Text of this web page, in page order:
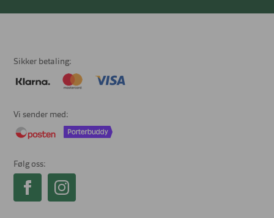
Sikker betaling
Vi sender med
Følg oss